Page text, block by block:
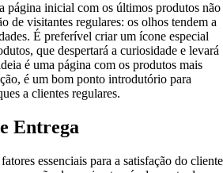
página inicial com os últimos produtos não
de visitantes regulares: os olhos tendem a
É preferível criar um ícone especial
que despertará a curiosidade e levará
é uma página com os produtos mais
é um bom ponto introdutório para
a clientes regulares.
Entrega
essenciais para a satisfação do cliente